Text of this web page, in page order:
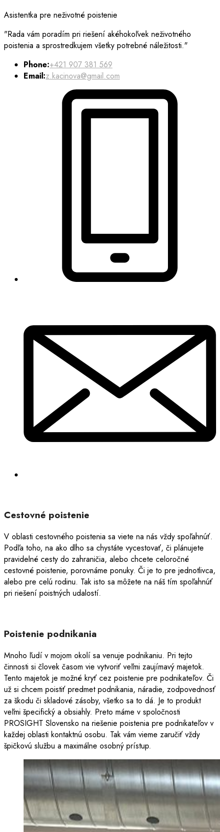
Asistentka pre neživotné poistenie
"Rada vám poradím pri riešení akéhokoľvek neživotného
poistenia a sprostredkujem všetky potrebné náležitosti."
Phone:+421 907 381 569
Email:z.kacinova@gmail.com
Cestovné poistenie
V oblasti cestovného poistenia sa viete na nás vždy spoľahnúť.
Podľa toho, na ako dlho sa chystáte vycestovať, či plánujete
pravidelné cesty do zahraničia, alebo chcete celoročné
cestovné poistenie, porovnáme ponuky. Či je to pre jednotlivca,
alebo pre celú rodinu. Tak isto sa môžete na náš tím spoľahnúť
pri riešení poistných udalostí.
Poistenie podnikania
Mnoho ľudí v mojom okolí sa venuje podnikaniu. Pri tejto
činnosti si človek časom vie vytvoriť veľmi zaujímavý majetok.
Tento majetok je možné kryť cez poistenie pre podnikateľov. Či
už si chcem poistiť predmet podnikania, náradie, zodpovednosť
za škodu či skladové zásoby, všetko sa to dá. Je to produkt
veľmi špecifický a obsiahly. Preto máme v spoločnosti
PROSIGHT Slovensko na riešenie poistenia pre podnikateľov v
každej oblasti kontaktnú osobu. Tak vám vieme zaručiť vždy
špičkovú službu a maximálne osobný prístup.